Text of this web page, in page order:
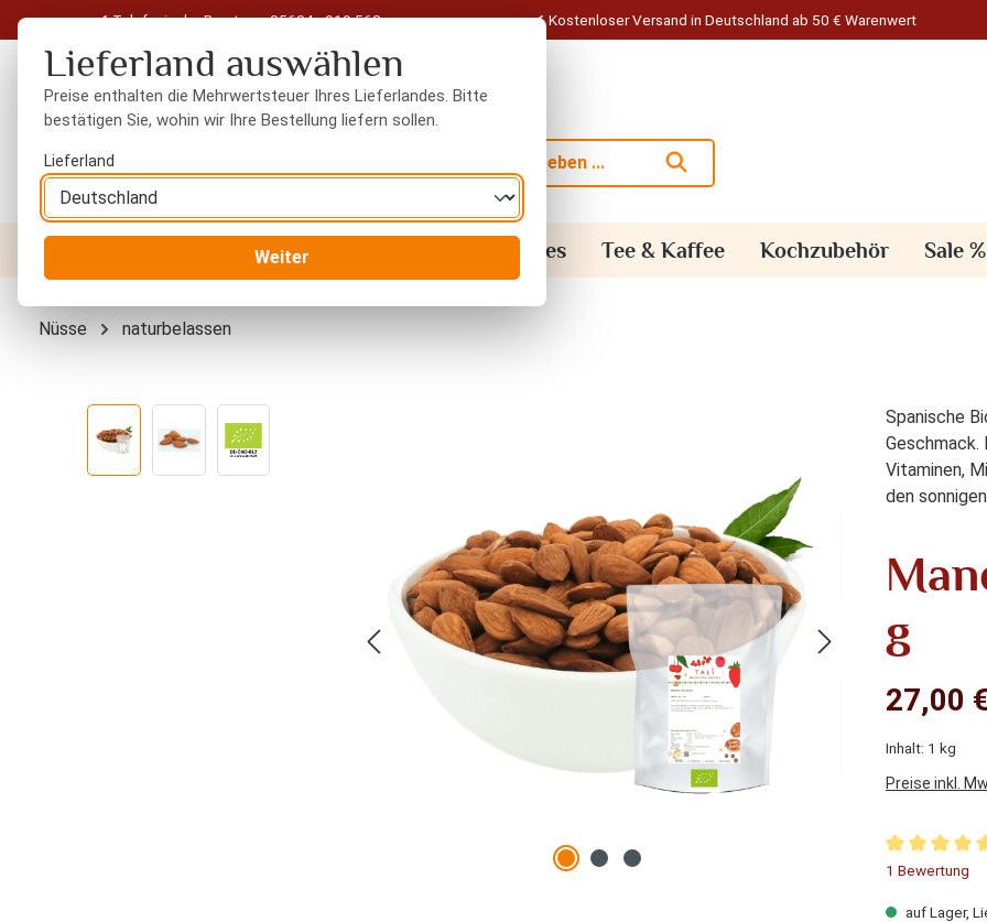
Hauptinhalt springen
Zur Suche springen
Zur Hauptnavigation springen
Telefonische Beratung: 05604 - 919 563 Kostenloser Versand in Deutschland ab 50 € Warenwert
Trockenfrüchte Gewürze Orientalisches Tee & Kaffee Kochzubehör Sale %
Nüsse naturbelassen
Bildergalerie überspringen
Spanische
Geschmack.
Vitaminen,
den
g
27,00
Inhalt: 1 kg
Preise inkl.
1 Bewertung
auf Lager,
Lieferland auswählen
Preise enthalten die Mehrwertsteuer Ihres Lieferlandes. Bitte
bestätigen Sie, wohin wir Ihre Bestellung liefern sollen.
Lieferland
Weiter